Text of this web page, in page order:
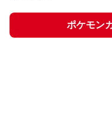
ポケモン